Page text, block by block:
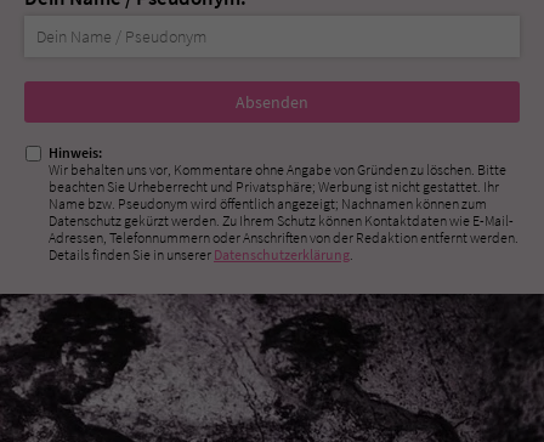
Nicht
ausfüllen!
Hinweis:
Wir behalten uns vor, Kommentare ohne Angabe von Gründen zu löschen. Bitte
beachten Sie Urheberrecht und Privatsphäre; Werbung ist nicht gestattet. Ihr
Name bzw. Pseudonym wird öffentlich angezeigt; Nachnamen können zum
Datenschutz gekürzt werden. Zu Ihrem Schutz können Kontaktdaten wie E-Mail-
Adressen, Telefonnummern oder Anschriften von der Redaktion entfernt werden.
Details finden Sie in unserer Datenschutzerklärung